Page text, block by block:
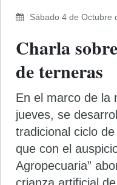
Sábado 4 de Octubre
Charla
de terneras
En el marco de la
jueves, se
tradicional ciclo
que con el
Agropecuaria”